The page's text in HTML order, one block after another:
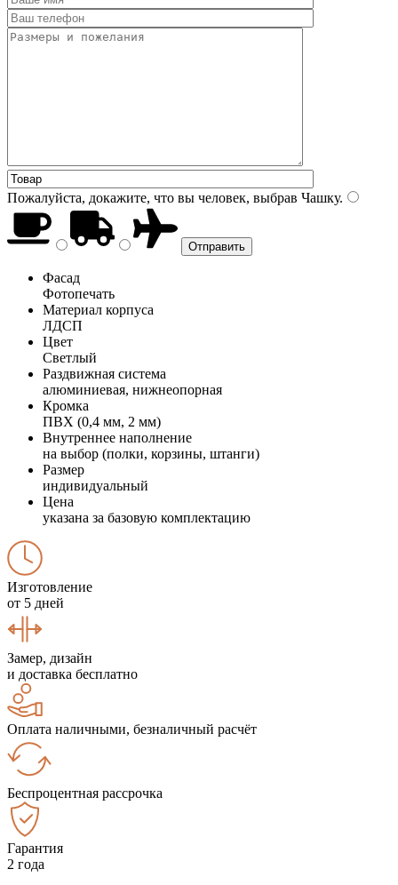
Пожалуйста, докажите, что вы человек, выбрав Чашку.
Фасад
Фотопечать
Материал корпуса
ЛДСП
Цвет
Светлый
Раздвижная система
алюминиевая, нижнеопорная
Кромка
ПВХ (0,4 мм, 2 мм)
Внутреннее наполнение
на выбор (полки, корзины, штанги)
Размер
индивидуальный
Цена
указана за базовую комплектацию
Изготовление
от 5 дней
Замер, дизайн
и доставка бесплатно
Оплата наличными, безналичный расчёт
Беспроцентная рассрочка
Гарантия
2 года